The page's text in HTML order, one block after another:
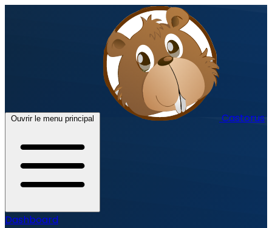
Ouvrir le menu principal Castorus
Dashboard